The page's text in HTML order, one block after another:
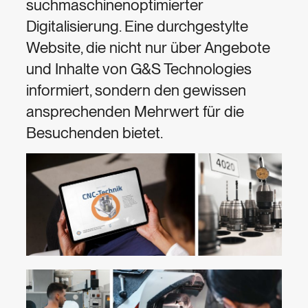
suchmaschinenoptimierter
Digitalisierung. Eine durchgestylte
Website, die nicht nur über Angebote
und Inhalte von G&S Technologies
informiert, sondern den gewissen
ansprechenden Mehrwert für die
Besuchenden bietet.